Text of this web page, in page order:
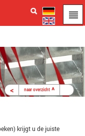
krijgt u de juiste
< naar overzicht^